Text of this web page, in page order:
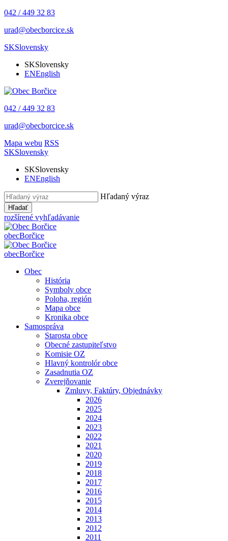
042 / 449 32 83
urad@obecborcice.sk
SKSlovensky
SKSlovensky
ENEnglish
042 / 449 32 83
urad@obecborcice.sk
Mapa webu RSS
SKSlovensky
SKSlovensky
ENEnglish
Hľadaný výraz
Hľadať
rozšírené vyhľadávanie
obecBorčice
obecBorčice
Obec
História
Symboly obce
Poloha, región
Mapa obce
Kronika obce
Samospráva
Starosta obce
Obecné zastupiteľstvo
Komisie OZ
Hlavný kontrolór obce
Zasadnutia OZ
Zverejňovanie
Zmluvy, Faktúry, Objednávky
2026
2025
2024
2023
2022
2021
2020
2019
2018
2017
2016
2015
2014
2013
2012
2011